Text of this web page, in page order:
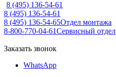
8 (495) 136-54-61
8 (495) 136-54-61
8 (495) 136-54-65Отдел монтажа
8-800-770-04-61Сервисный отдел
Заказать звонок
WhatsApp